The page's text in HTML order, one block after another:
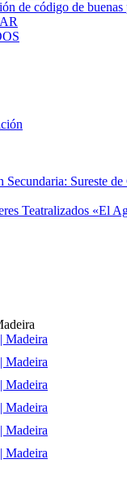
de código de buenas
Sureste de
Teatralizados «El